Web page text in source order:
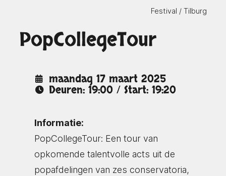
Festival / Tilburg
PopCollegeTour
maandag 17 maart 2025
Deuren: 19:00 / Start: 19:20
Informatie:
PopCollegeTour: Een tour van
opkomende talentvolle acts uit de
popafdelingen van zes conservatoria,